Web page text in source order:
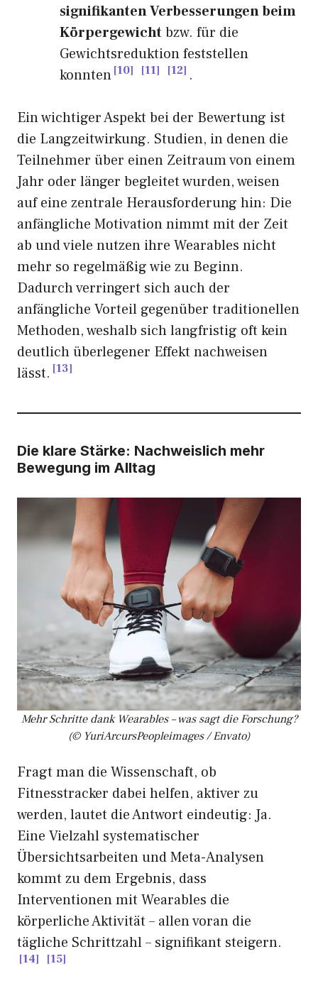
signifikanten Verbesserungen beim
Körpergewichtbzw. für die
Gewichtsreduktion feststellen
konnten 10 11 12 .
Ein wichtiger Aspekt bei der Bewertung ist
die Langzeitwirkung. Studien, in denen die
Teilnehmer über einen Zeitraum von einem
Jahr oder länger begleitet wurden, weisen
auf eine zentrale Herausforderung hin: Die
anfängliche Motivation nimmt mit der Zeit
ab und viele nutzen ihre Wearables nicht
mehr so regelmäßig wie zu Beginn.
Dadurch verringert sich auch der
anfängliche Vorteil gegenüber traditionellen
Methoden, weshalb sich langfristig oft kein
deutlich überlegener Effekt nachweisen
lässt. 13
Die klare Stärke: Nachweislich mehr
Bewegung im Alltag
Mehr Schritte dank Wearables – was sagt die Forschung?
(© YuriArcursPeopleimages / Envato)
Fragt man die Wissenschaft, ob
Fitnesstracker dabei helfen, aktiver zu
werden, lautet die Antwort eindeutig: Ja.
Eine Vielzahl systematischer
Übersichtsarbeiten und Meta-Analysen
kommt zu dem Ergebnis, dass
Interventionen mit Wearables die
körperliche Aktivität – allen voran die
tägliche Schrittzahl – signifikant steigern.
14 15